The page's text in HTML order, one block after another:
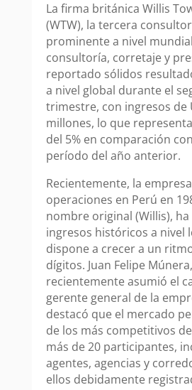
La firma británica Willis
(WTW), la tercera
prominente a nivel
consultoría, corretaje y
reportado sólidos
a nivel global durante el
trimestre, con ingresos de
millones, lo que
del 5% en comparación
período del año anterior.
Recientemente, la
operaciones en Perú en
nombre original (Willis),
ingresos históricos a nivel
dispone a crecer a un
dígitos. Juan Felipe
recientemente asumió el
gerente general de la
destacó que el mercado
de los más competitivos
más de 20 participantes,
agentes, agencias y
ellos debidamente